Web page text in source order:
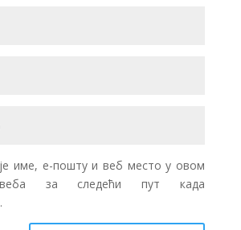
име, е-пошту и веб место у овом
веба за следећи пут када